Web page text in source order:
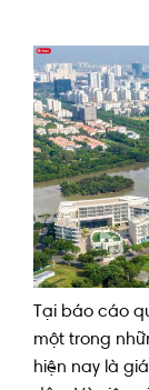
Tại báo cáo
một trong
hiện nay là